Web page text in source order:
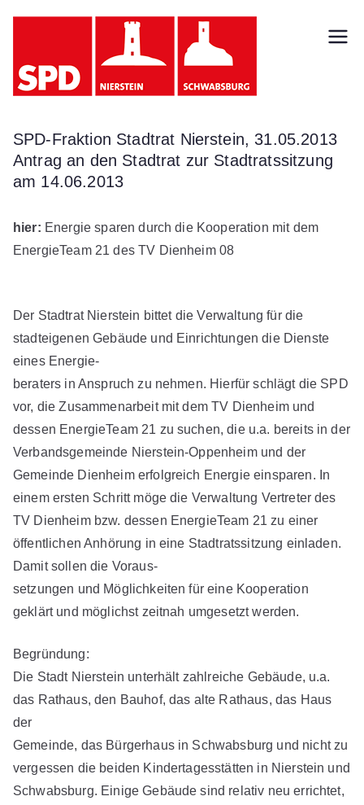
ein
absb
SPD-Fraktion Stadtrat Nierstein, 31.05.2013
Antrag an den Stadtrat zur Stadtratssitzung
am 14.06.2013
hier: Energie sparen durch die Kooperation mit dem
EnergieTeam 21 des TV Dienheim 08
Der Stadtrat Nierstein bittet die Verwaltung für die
stadteigenen Gebäude und Einrichtungen die Dienste
eines Energie-
beraters in Anspruch zu nehmen. Hierfür schlägt die SPD
vor, die Zusammenarbeit mit dem TV Dienheim und
dessen EnergieTeam 21 zu suchen, die u.a. bereits in der
Verbandsgemeinde Nierstein-Oppenheim und der
Gemeinde Dienheim erfolgreich Energie einsparen. In
einem ersten Schritt möge die Verwaltung Vertreter des
TV Dienheim bzw. dessen EnergieTeam 21 zu einer
öffentlichen Anhörung in eine Stadtratssitzung einladen.
Damit sollen die Voraus-
setzungen und Möglichkeiten für eine Kooperation
geklärt und möglichst zeitnah umgesetzt werden.
Begründung:
Die Stadt Nierstein unterhält zahlreiche Gebäude, u.a.
das Rathaus, den Bauhof, das alte Rathaus, das Haus
der
Gemeinde, das Bürgerhaus in Schwabsburg und nicht zu
vergessen die beiden Kindertagesstätten in Nierstein und
Schwabsburg. Einige Gebäude sind relativ neu errichtet,